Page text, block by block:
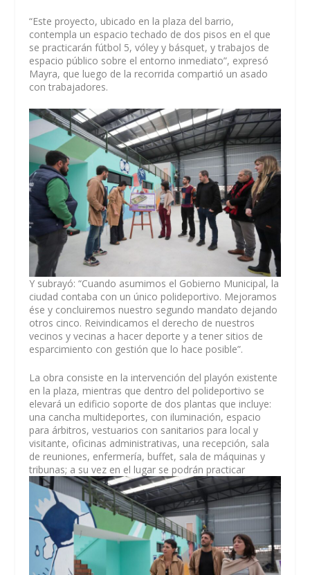
“Este proyecto, ubicado en la plaza del barrio,
contempla un espacio techado de dos pisos en el que
se practicarán fútbol 5, vóley y básquet, y trabajos de
espacio público sobre el entorno inmediato”, expresó
Mayra, que luego de la recorrida compartió un asado
con trabajadores.
Y subrayó: “Cuando asumimos el Gobierno Municipal, la
ciudad contaba con un único polideportivo. Mejoramos
ése y concluiremos nuestro segundo mandato dejando
otros cinco. Reivindicamos el derecho de nuestros
vecinos y vecinas a hacer deporte y a tener sitios de
esparcimiento con gestión que lo hace posible”.
La obra consiste en la intervención del playón existente
en la plaza, mientras que dentro del polideportivo se
elevará un edificio soporte de dos plantas que incluye:
una cancha multideportes, con iluminación, espacio
para árbitros, vestuarios con sanitarios para local y
visitante, oficinas administrativas, una recepción, sala
de reuniones, enfermería, buffet, sala de máquinas y
tribunas; a su vez en el lugar se podrán practicar